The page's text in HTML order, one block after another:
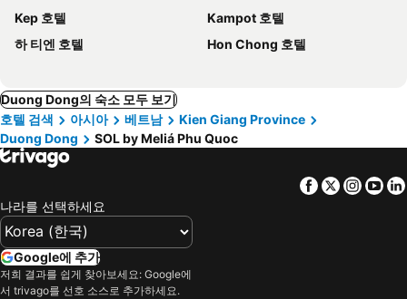
Kep 호텔
Kampot 호텔
하 티엔 호텔
Hon Chong 호텔
Duong Dong의 숙소 모두 보기
호텔 검색
아시아 베트남
Kien Giang Province
Duong Dong
SOL by Meliá Phu Quoc
Facebook
Twitter
나라를 선택하세요
Google에 추가
저희 결과를 쉽게 찾아보세요: Google에
서 trivago를 선호 소스로 추가하세요.